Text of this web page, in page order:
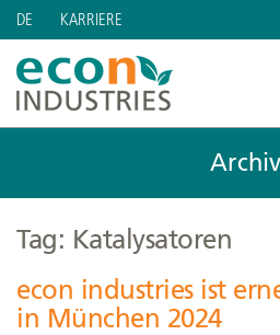
DE KARRIERE
Archiv
Tag: Katalysatoren
econ industries ist
in München 2024